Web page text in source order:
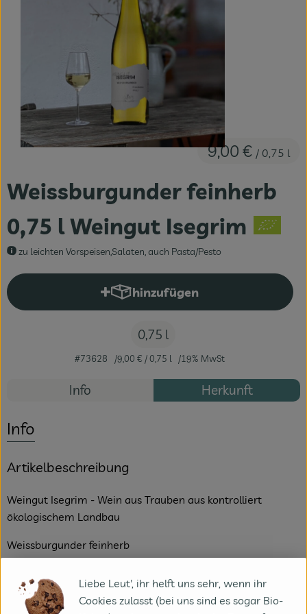
Fleisch & Fisch
Vorratskammer
Süßes & Salziges
Getränke
Weissburgunder feinherb
0,75 l Weingut Isegrim
zu leichten Vorspeisen,Salaten, auch Pasta/Pesto
9,00 € / 0,75 l
hinzufügen
Produkt zum Warenkorb
0,75 l
#73628 9,00 € / 0,75 l 19% MwSt
Info Herkunft
Info
Artikelbeschreibung
Weingut Isegrim - Wein aus Trauben aus kontrolliert
ökologischem Landbau
Weissburgunder feinherb
Weissburgunder sind in der Regel eher verhalten in der
Liebe Leut', ihr helft uns sehr, wenn ihr
Cookies zulasst (bei uns sind es sogar Bio-